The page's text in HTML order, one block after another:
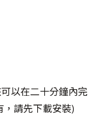
以在二十分鐘內完
，請先下載安裝)